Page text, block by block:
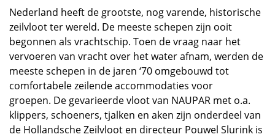
Nederland heeft de grootste, nog varende, historische
zeilvloot ter wereld. De meeste schepen zijn ooit
begonnen als vrachtschip. Toen de vraag naar het
vervoeren van vracht over het water afnam, werden de
meeste schepen in de jaren ‘70 omgebouwd tot
comfortabele zeilende accommodaties voor
groepen. De gevarieerde vloot van NAUPAR met o.a.
klippers, schoeners, tjalken en aken zijn onderdeel van
de Hollandsche Zeilvloot en directeur Pouwel Slurink is